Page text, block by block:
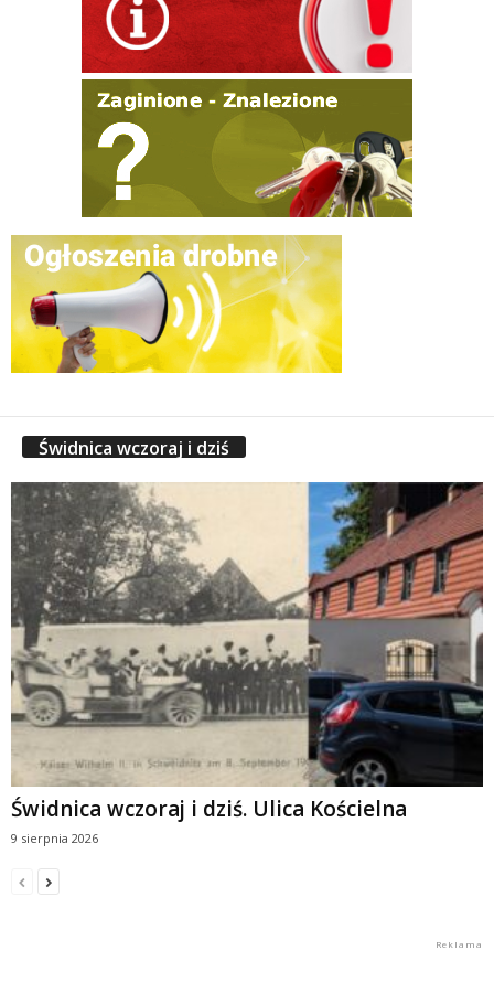
Świdnica wczoraj i dziś
Świdnica wczoraj i dziś. Ulica Kościelna
9 sierpnia 2026